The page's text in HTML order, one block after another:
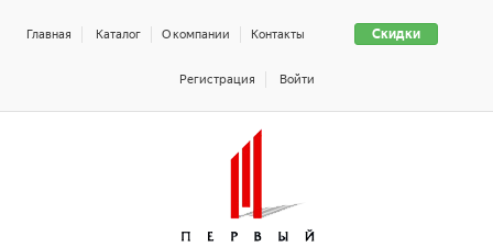
Скидки
Главная Каталог О компании Контакты
Регистрация Войти